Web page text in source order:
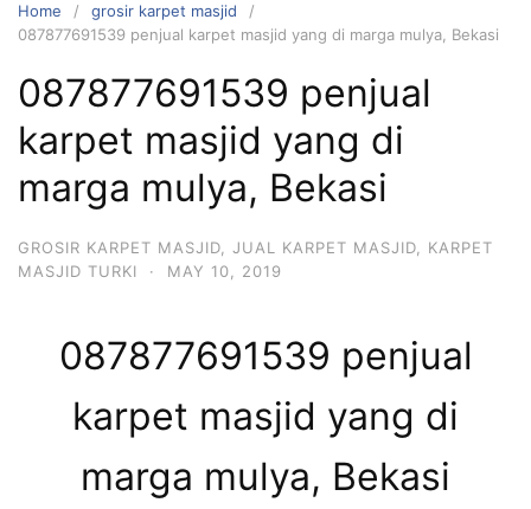
Home
grosir karpet masjid
087877691539 penjual karpet masjid yang di marga mulya, Bekasi
087877691539 penjual
karpet masjid yang di
marga mulya, Bekasi
GROSIR KARPET MASJID JUAL KARPET MASJID
KARPET
MASJID TURKI
· MAY 10, 2019
087877691539 penjual
karpet masjid yang di
marga mulya, Bekasi